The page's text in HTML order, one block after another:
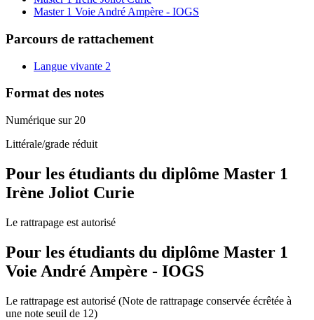
Master 1 Voie André Ampère - IOGS
Parcours de rattachement
Langue vivante 2
Format des notes
Numérique sur 20
Littérale/grade réduit
Pour les étudiants du diplôme Master 1
Irène Joliot Curie
Le rattrapage est autorisé
Pour les étudiants du diplôme Master 1
Voie André Ampère - IOGS
Le rattrapage est autorisé (Note de rattrapage conservée écrêtée à
une note seuil de 12)